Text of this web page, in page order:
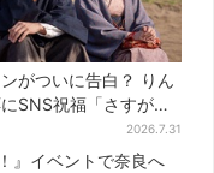
がついに告白？ りん
SNS祝福「さすがに
2026.7.31
』イベントで奈良へ